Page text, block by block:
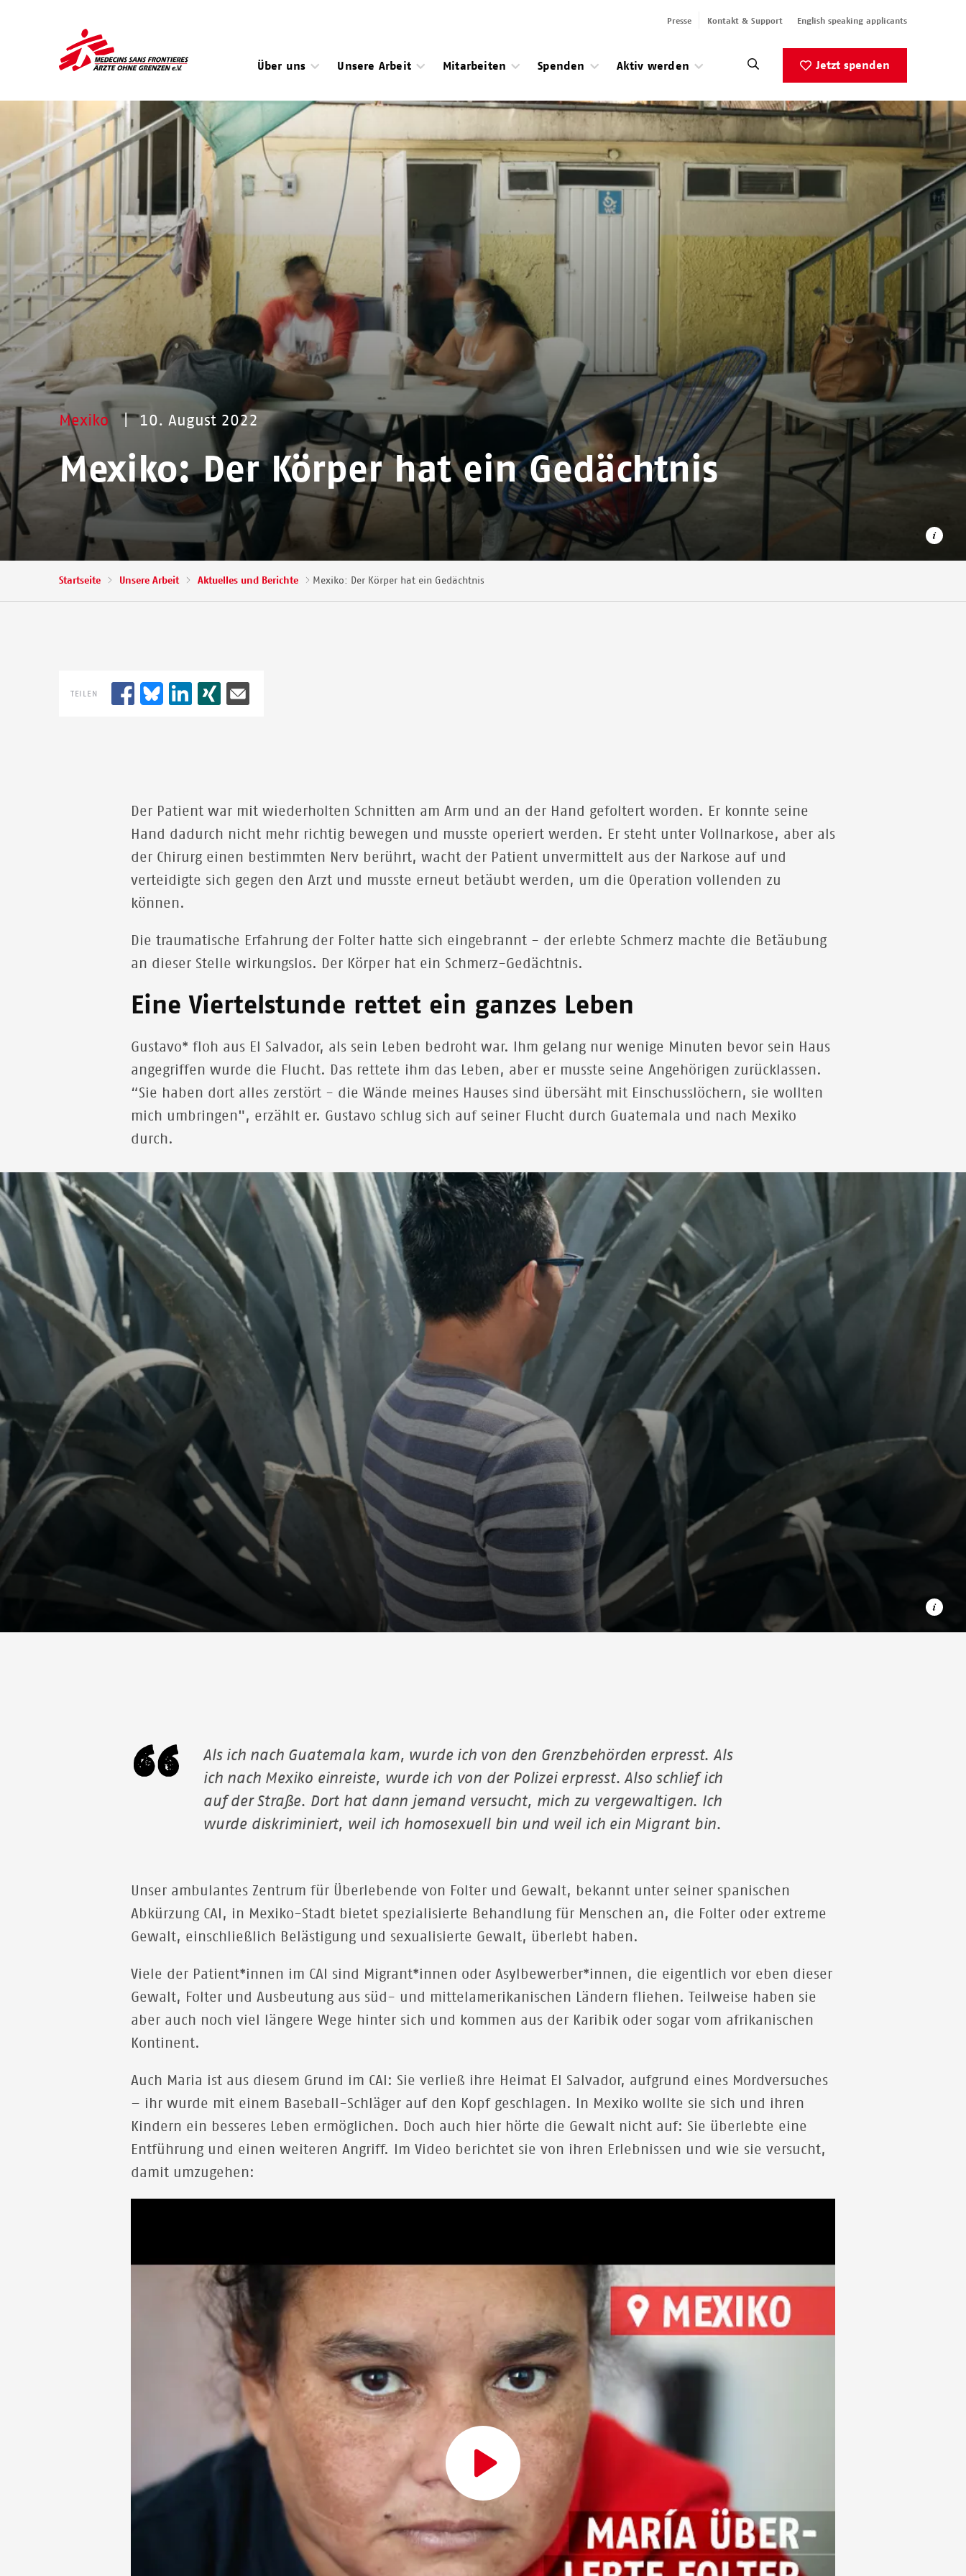
Über uns
Unsere Arbeit Mitarbeiten Spenden Aktiv werden
Presse Kontakt & Support English speaking applicants
Jetzt spenden
Mexiko 10. August 2022
Mexiko: Der Körper hat ein Gedächtnis
Pfadnavigation
Startseite Unsere Arbeit Aktuelles und Berichte Mexiko: Der Körper hat ein Gedächtnis
TEILEN
Der Patient war mit wiederholten Schnitten am Arm und an der Hand gefoltert worden. Er konnte seine
Hand dadurch nicht mehr richtig bewegen und musste operiert werden. Er steht unter Vollnarkose, aber als
der Chirurg einen bestimmten Nerv berührt, wacht der Patient unvermittelt aus der Narkose auf und
verteidigte sich gegen den Arzt und musste erneut betäubt werden, um die Operation vollenden zu
können.
Die traumatische Erfahrung der Folter hatte sich eingebrannt - der erlebte Schmerz machte die Betäubung
an dieser Stelle wirkungslos. Der Körper hat ein Schmerz-Gedächtnis.
Eine Viertelstunde rettet ein ganzes Leben
Gustavo* floh aus El Salvador, als sein Leben bedroht war. Ihm gelang nur wenige Minuten bevor sein Haus
angegriffen wurde die Flucht. Das rettete ihm das Leben, aber er musste seine Angehörigen zurücklassen.
“Sie haben dort alles zerstört - die Wände meines Hauses sind übersäht mit Einschusslöchern, sie wollten
mich umbringen", erzählt er. Gustavo schlug sich auf seiner Flucht durch Guatemala und nach Mexiko
durch.
In unserem Comprehensive Care Center (Spanisch: El
CAI) in Mexiko-Stadt bieten wir eine spezialisierte
Betreuung für Menschen an, die Folter oder extreme
oder Gewalt, überlebt haben. Gustavo* erzählt auf
© JORDI RUIZ CIRERA
Als ich nach Guatemala kam, wurde ich von den Grenzbehörden erpresst. Als
ich nach Mexiko einreiste, wurde ich von der Polizei erpresst. Also schlief ich
auf der Straße. Dort hat dann jemand versucht, mich zu vergewaltigen. Ich
wurde diskriminiert, weil ich homosexuell bin und weil ich ein Migrant bin.
Unser ambulantes Zentrum für Überlebende von Folter und Gewalt, bekannt unter seiner spanischen
Abkürzung CAI, in Mexiko-Stadt bietet spezialisierte Behandlung für Menschen an, die Folter oder extreme
Gewalt, einschließlich Belästigung und sexualisierte Gewalt, überlebt haben.
Viele der Patient*innen im CAI sind Migrant*innen oder Asylbewerber*innen, die eigentlich vor eben dieser
Gewalt, Folter und Ausbeutung aus süd- und mittelamerikanischen Ländern fliehen. Teilweise haben sie
aber auch noch viel längere Wege hinter sich und kommen aus der Karibik oder sogar vom afrikanischen
Kontinent.
Auch Maria ist aus diesem Grund im CAI: Sie verließ ihre Heimat El Salvador, aufgrund eines Mordversuches
– ihr wurde mit einem Baseball-Schläger auf den Kopf geschlagen. In Mexiko wollte sie sich und ihren
Kindern ein besseres Leben ermöglichen. Doch auch hier hörte die Gewalt nicht auf: Sie überlebte eine
Entführung und einen weiteren Angriff. Im Video berichtet sie von ihren Erlebnissen und wie sie versucht,
damit umzugehen: